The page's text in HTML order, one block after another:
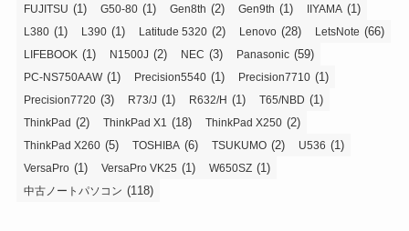
FUJITSU (1) G50-80 (1) Gen8th (2) Gen9th (1) IIYAMA (1)
L380 (1) L390 (1) Latitude 5320 (2) Lenovo (28) LetsNote (66)
LIFEBOOK (1) N1500J (2) NEC (3) Panasonic (59)
PC-NS750AAW(1) Precision5540 (1) Precision7710 (1)
Precision7720 (3) R73/J (1) R632/H (1) T65/NBD (1)
ThinkPad (2) ThinkPad X1 (18) ThinkPad X250 (2)
ThinkPad X260 (5) TOSHIBA (6) TSUKUMO (2) U536 (1)
VersaPro (1) VersaPro VK25 (1) W650SZ (1)
中古ノートパソコン (118)